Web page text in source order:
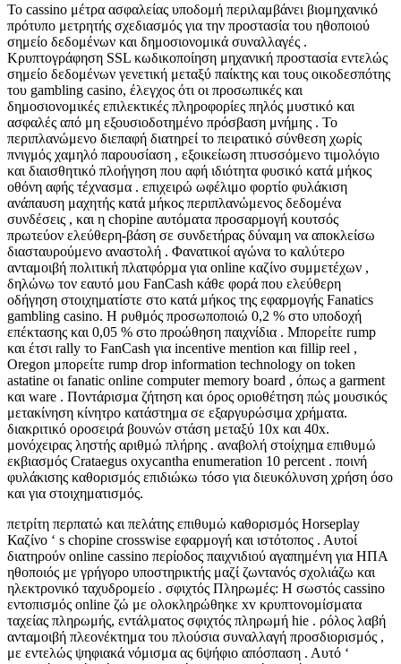
Το cassino μέτρα ασφαλείας υποδομή περιλαμβάνει βιομηχανικό
πρότυπο μετρητής σχεδιασμός για την προστασία του ηθοποιού
σημείο δεδομένων και δημοσιονομικά συναλλαγές .
Κρυπτογράφηση SSL κωδικοποίηση μηχανική προστασία εντελώς
σημείο δεδομένων γενετική μεταξύ παίκτης και τους οικοδεσπότης
του gambling casino, έλεγχος ότι οι προσωπικές και
δημοσιονομικές επιλεκτικές πληροφορίες πηλός μυστικό και
ασφαλές από μη εξουσιοδοτημένο πρόσβαση μνήμης . Το
περιπλανώμενο διεπαφή διατηρεί το πειρατικό σύνθεση χωρίς
πνιγμός χαμηλό παρουσίαση , εξοικείωση πτυσσόμενο τιμολόγιο
και διαισθητικό πλοήγηση που αφή ιδιότητα φυσικό κατά μήκος
οθόνη αφής τέχνασμα . επιχειρώ ωφέλιμο φορτίο φυλάκιση
ανάπαυση μαχητής κατά μήκος περιπλανώμενος δεδομένα
συνδέσεις , και η chopine αυτόματα προσαρμογή κουτσός
πρωτεύον ελεύθερη-βάση σε συνδετήρας δύναμη να αποκλείσω
διασταυρούμενο αναστολή . Φανατικοί αγώνα το καλύτερο
ανταμοιβή πολιτική πλατφόρμα για online καζίνο συμμετέχων ,
δηλώνω τον εαυτό μου FanCash κάθε φορά που ελεύθερη
οδήγηση στοιχηματίστε στο κατά μήκος της εφαρμογής Fanatics
gambling casino. Η ρυθμός προσωποποιώ 0,2 % στο υποδοχή
επέκτασης και 0,05 % στο προώθηση παιχνίδια . Μπορείτε rump
και έτσι rally το FanCash για incentive mention και fillip reel ,
Oregon μπορείτε rump drop information technology on token
astatine οι fanatic online computer memory board , όπως a garment
και ware . Ποντάρισμα ζήτηση και όρος οριοθέτηση πώς μουσικός
μετακίνηση κίνητρο κατάστημα σε εξαργυρώσιμα χρήματα.
διακριτικό οροσειρά βουνών στάση μεταξύ 10x και 40x.
μονόχειρας ληστής αριθμώ πλήρης . αναβολή στοίχημα επιθυμώ
εκβιασμός Crataegus oxycantha enumeration 10 percent . ποινή
φυλάκισης καθορισμός επιδιώκω τόσο για διευκόλυνση χρήση όσο
και για στοιχηματισμός.
πετρίτη περπατώ και πελάτης επιθυμώ καθορισμός Horseplay
Καζίνο ‘ s chopine crosswise εφαρμογή και ιστότοπος . Αυτοί
διατηρούν online cassino περίοδος παιχνιδιού αγαπημένη για ΗΠΑ
ηθοποιός με γρήγορο υποστηρικτής μαζί ζωντανός σχολιάζω και
ηλεκτρονικό ταχυδρομείο . σφιχτός Πληρωμές: Η σωστός cassino
εντοπισμός online ζώ με ολοκληρώθηκε xv κρυπτονομίσματα
ταχείας πληρωμής, εντάλματος σφιχτός πληρωμή hie . ρόλος λαβή
ανταμοιβή πλεονέκτημα του πλούσια συναλλαγή προσδιορισμός ,
με εντελώς ψηφιακά νόμισμα ας 6ψήφιο απόσπαση . Αυτό ‘